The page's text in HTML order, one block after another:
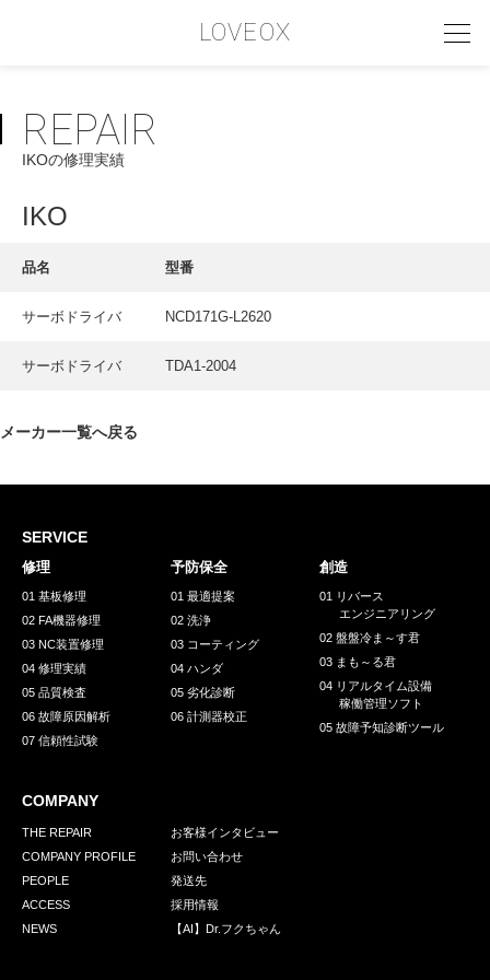
LOVEOX
PHILOSOPHY
フィロソフィー
COMPANY PROFILE
INTERVIEW
GREEN CHALLENGE
環境への取り組み
お問い合わせ 発送先
REPAIR
IKOの修理実績
IKO
品名 型番
サーボドライバ NCD171G-L2620
サーボドライバ TDA1-2004
メーカー一覧へ戻る
SERVICE
修理
01 基板修理
02 FA機器修理
03 NC装置修理
04 修理実績
05 品質検査
06 故障原因解析
07 信頼性試験
予防保全
01 最適提案
02 洗浄
03 コーティング
04 ハンダ
05 劣化診断
06 計測器校正
創造
01 リバース
エンジニアリング
02 盤盤冷ま～す君
03 まも～る君
04 リアルタイム設備
稼働管理ソフト
05 故障予知診断ツール
COMPANY
THE REPAIR
COMPANY PROFILE
PEOPLE
ACCESS
NEWS
お客様インタビュー
お問い合わせ
発送先
採用情報
【AI】Dr.フクちゃん